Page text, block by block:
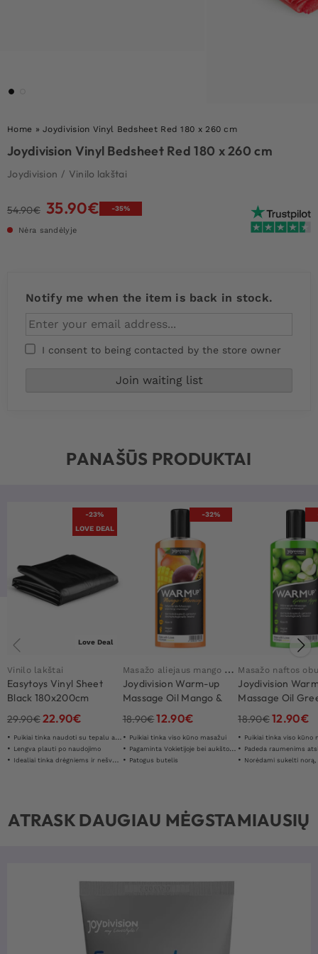
Home »Joydivision Vinyl Bedsheet Red 180 x 260 cm
Joydivision Vinyl Bedsheet Red 180 x 260 cm
Joydivision / Vinilo lakštai
54.90€ Original
was:
35.90€Current
-35%
Nėra sandėlyje
Notify me when the item is back in stock.
I consent to being contacted by the store owner
PANAŠŪS PRODUKTAI
-23%
LOVE DEAL
Love Deal
Vinilo lakštai
Easytoys Vinyl Sheet
Black 180x200cm
29.90€22.90€
Puikiai tinka naudoti su tepalu ar masažo aliejumi
Lengva plauti po naudojimo
Idealiai tinka drėgniems ir nešvariems žaidimams
-32%
M
asažo aliejaus mango aistros vaisiai
Joydivision Warm-up
Massage Oil Mango &
Maracuya 150ml
18.90€12.90€
Puikiai tinka viso kūno masažui
Pagaminta Vokietijoje bei aukštos kokybės
Patogus butelis
Masažo naftos
Joydivision
Massage Oil
Apple 150ml
18.90€12.90€
Puikiai tinka viso kūno
Padeda raumenims
Norėdami sukelti norą,
ATRASK DAUGIAU MĖGSTAMIAUSIŲ